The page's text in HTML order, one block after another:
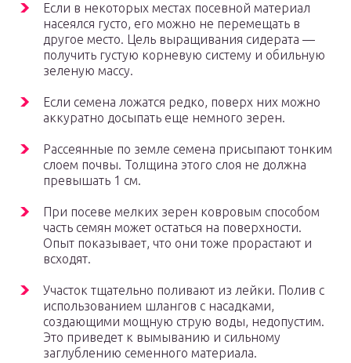
Если в некоторых местах посевной материал
насеялся густо, его можно не перемещать в
другое место. Цель выращивания сидерата —
получить густую корневую систему и обильную
зеленую массу.
Если семена ложатся редко, поверх них можно
аккуратно досыпать еще немного зерен.
Рассеянные по земле семена присыпают тонким
слоем почвы. Толщина этого слоя не должна
превышать 1 см.
При посеве мелких зерен ковровым способом
часть семян может остаться на поверхности.
Опыт показывает, что они тоже прорастают и
всходят.
Участок тщательно поливают из лейки. Полив с
использованием шлангов с насадками,
создающими мощную струю воды, недопустим.
Это приведет к вымыванию и сильному
заглублению семенного материала.